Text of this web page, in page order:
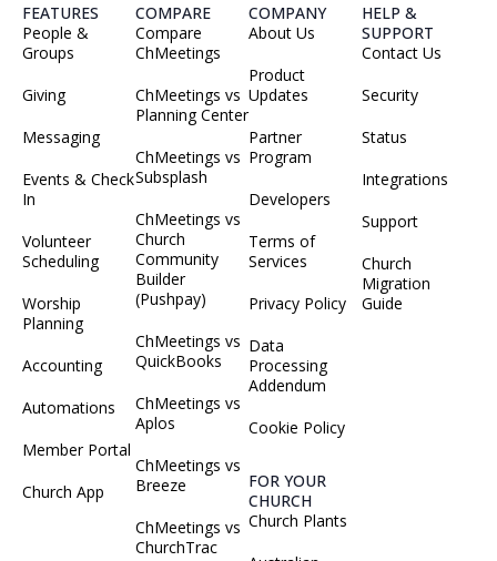
FEATURES
People &
Groups
Giving
Messaging
Events & Check
In
Volunteer
Scheduling
Worship
Planning
Accounting
Automations
Member Portal
Church App
COMPARE
Compare
ChMeetings
ChMeetings vs
Planning Center
ChMeetings vs
Subsplash
ChMeetings vs
Church
Community
Builder
(Pushpay)
ChMeetings vs
QuickBooks
ChMeetings vs
Aplos
ChMeetings vs
Breeze
ChMeetings vs
ChurchTrac
COMPANY
About Us
Product
Updates
Partner
Program
Developers
Terms of
Services
Privacy Policy
Data
Processing
Addendum
Cookie Policy
FOR YOUR
CHURCH
Church Plants
HELP &
SUPPORT
Contact Us
Security
Status
Integrations
Support
Church
Migration
Guide